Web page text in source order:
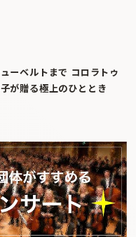
ーベルトまで コロラトゥ
が贈る極上のひととき